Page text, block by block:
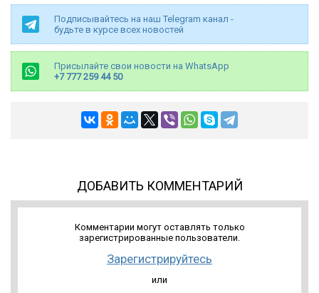
Подписывайтесь на наш Telegram канал -
будьте в курсе всех новостей
Присылайте свои новости на WhatsApp
+7 777 259 44 50
ДОБАВИТЬ КОММЕНТАРИЙ
Комментарии могут оставлять только
зарегистрированные пользователи.
Зарегистрируйтесь
или